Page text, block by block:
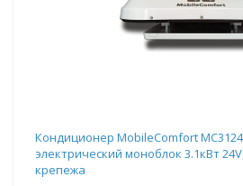
Кондиционер MobileComfort
электрический моноблок 3.1кВт
крепежа